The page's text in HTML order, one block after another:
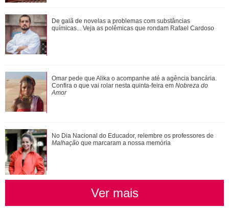
Ariana Grande faz desabafo em show sobre decisão de
pausar a carreira: Não foi uma reação...
Além de Ariana Grande, confira famosas que já foram
criticadas pelos corpos magros (e rebat...
De galã de novelas a problemas com substâncias
químicas... Veja as polêmicas que rondam Rafael Cardoso
Omar pede que Alika o acompanhe até a agência bancária.
Confira o que vai rolar nesta quinta-feira em Nobreza do
Amor
No Dia Nacional do Educador, relembre os professores de
Malhação que marcaram a nossa memória
Ver mais